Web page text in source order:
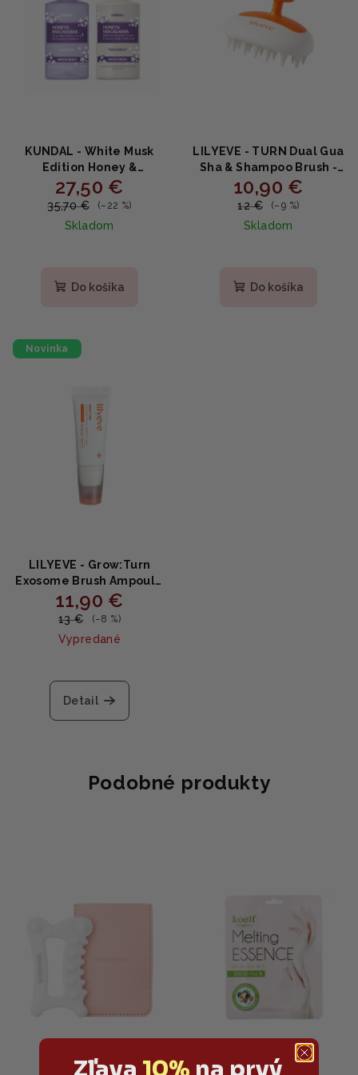
KUNDAL - White Musk
Edition Honey &
Macadamia Shampoo +
Treatment - Vyživujúca
vlasová sada s medom,
makadamiou a proteínmi
27,50 €
35,70 € (–22 %)
Skladom
Do košíka
LILYEVE - TURN Dual Gua
Sha & Shampoo Brush -
2v1 masážna kefa na
pokožku hlavy s Gua Sha
10,90 €
12 € (–9 %)
Skladom
Do košíka
Novinka
LILYEVE - Grow:Turn
Exosome Brush Ampoule
MINI - Ampoula pre
hustejšie a silnejšie vlasy
11,90 €
13 € (–8 %)
Vypredané
Detail
Podobné produkty
Zľava 10% na prvý